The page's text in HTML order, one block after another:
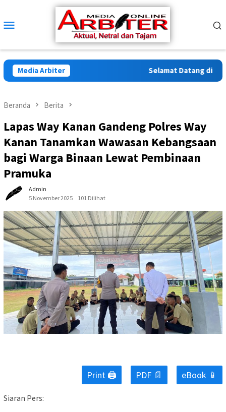
konten
Mobile
Media Arbiter Selamat Datang di
Beranda Berita
Lapas Way Kanan Gandeng Polres Way
Kanan Tanamkan Wawasan Kebangsaan
bagi Warga Binaan Lewat Pembinaan
Pramuka
Admin
5 November 2025
101 Dilihat
Print 🖨 PDF 📄 eBook 📱
Siaran Pers: